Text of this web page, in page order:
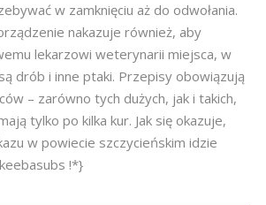
w zamknięciu aż do odwołania.
nakazuje również, aby
lekarzowi weterynarii miejsca, w
drób i inne ptaki. Przepisy obowiązują
– zarówno tych dużych, jak i takich,
tylko po kilka kur. Jak się okazuje,
w powiecie szczycieńskim idzie
!*}